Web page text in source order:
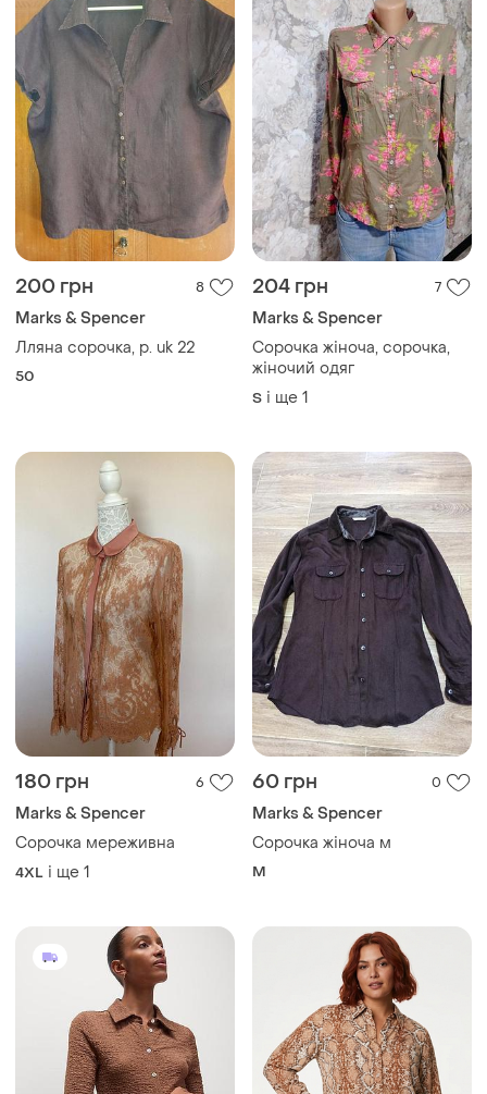
200 грн 8
Marks & Spencer
Лляна сорочка, р. uk 22
50
204 грн 7
Marks & Spencer
Сорочка жіноча, сорочка,
жіночий одяг
S і ще 1
180 грн 6
Marks & Spencer
Cорочка мереживна
4XL і ще 1
60 грн 0
Marks & Spencer
Сорочка жіноча м
M